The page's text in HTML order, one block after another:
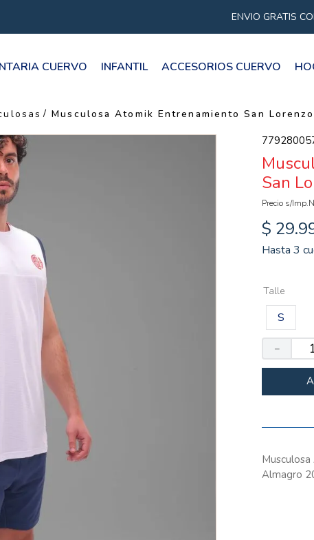
ENVIO GRATIS CON
CUERVO INFANTIL ACCESORIOS CUERVO
Musculosa Atomik Entrenamiento San
San
Precio s/
$ 29.
Hasta3
Talle
S
－
Almagro
1.
2025
2.
camiseta
3.
6.
short
san lorenzo
buzo
pantalon